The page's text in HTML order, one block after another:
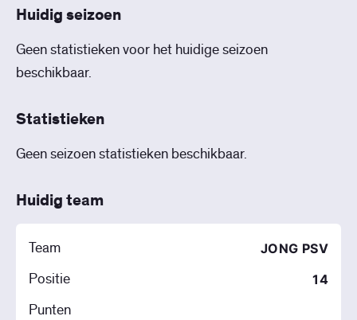
Huidig seizoen
Geen statistieken voor het huidige seizoen
beschikbaar.
Statistieken
Geen seizoen statistieken beschikbaar.
Huidig team
Team JONG PSV
Positie 14
Punten